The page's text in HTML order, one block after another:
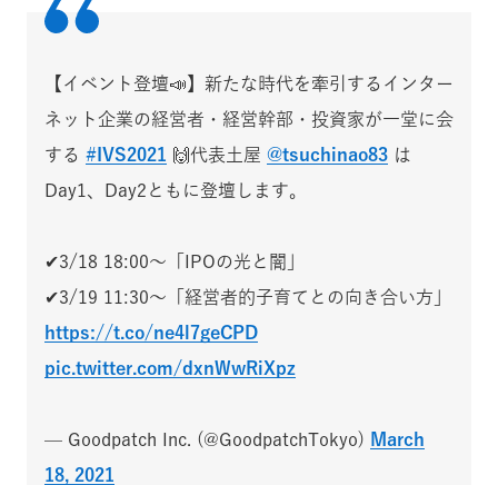
【イベント登壇📣】新たな時代を牽引するインター
ネット企業の経営者・経営幹部・投資家が一堂に会
する #IVS2021 🙌代表土屋 @tsuchinao83 は
Day1、Day2ともに登壇します。
✔︎3/18 18:00〜「IPOの光と闇」
✔︎3/19 11:30〜「経営者的子育てとの向き合い方」
https://t.co/ne4l7geCPD
pic.twitter.com/dxnWwRiXpz
— Goodpatch Inc. (@GoodpatchTokyo) March
18, 2021